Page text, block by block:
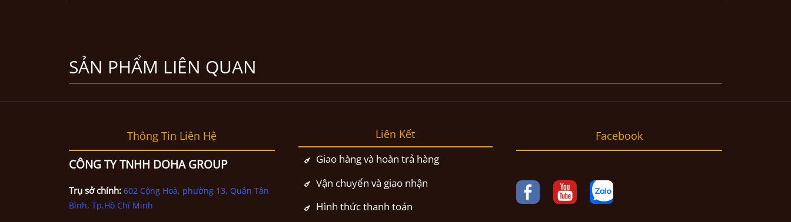
SẢN PHẨM LIÊN QUAN
Thông Tin Liên Hệ
CÔNG TY TNHH DOHA GROUP
Trụ sở chính: 602 Cộng Hoà, phường 13, Quận Tân
Bình, Tp.Hồ Chí Minh
Liên Kết
Giao hàng và hoàn trả hàng
Vận chuyển và giao nhận
Hình thức thanh toán
Facebook